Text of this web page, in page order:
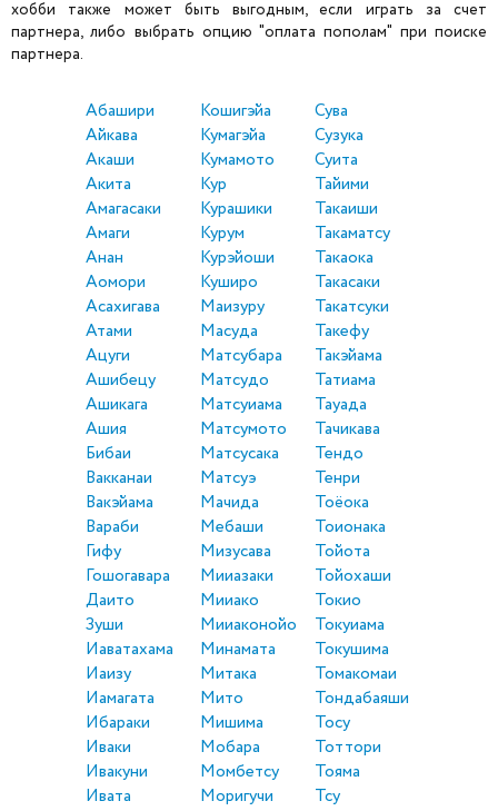
хобби также может быть выгодным, если играть за счет
партнера, либо выбрать опцию "оплата пополам" при поиске
партнера.
Абашири
Айкава
Акаши
Акита
Амагасаки
Амаги
Анан
Аомори
Асахигава
Атами
Ацуги
Ашибецу
Ашикага
Ашия
Бибаи
Вакканаи
Вакэйама
Вараби
Гифу
Гошогавара
Даито
Зуши
Иаватахама
Иаизу
Иамагата
Ибараки
Иваки
Ивакуни
Ивата
Кошигэйа
Кумагэйа
Кумамото
Кур
Курашики
Курум
Курэйоши
Куширо
Маизуру
Масуда
Матсубара
Матсудо
Матсуиама
Матсумото
Матсусака
Матсуэ
Мачида
Мебаши
Мизусава
Мииазаки
Мииако
Мииаконойо
Минамата
Митака
Мито
Мишима
Мобара
Момбетсу
Моригучи
Сува
Сузука
Суита
Тайими
Такаиши
Такаматсу
Такаока
Такасаки
Такатсуки
Такефу
Такэйама
Татиама
Тауада
Тачикава
Тендо
Тенри
Тоёока
Тоионака
Тойота
Тойохаши
Токио
Токуиама
Токушима
Томакомаи
Тондабаяши
Тосу
Тоттори
Тояма
Тсу